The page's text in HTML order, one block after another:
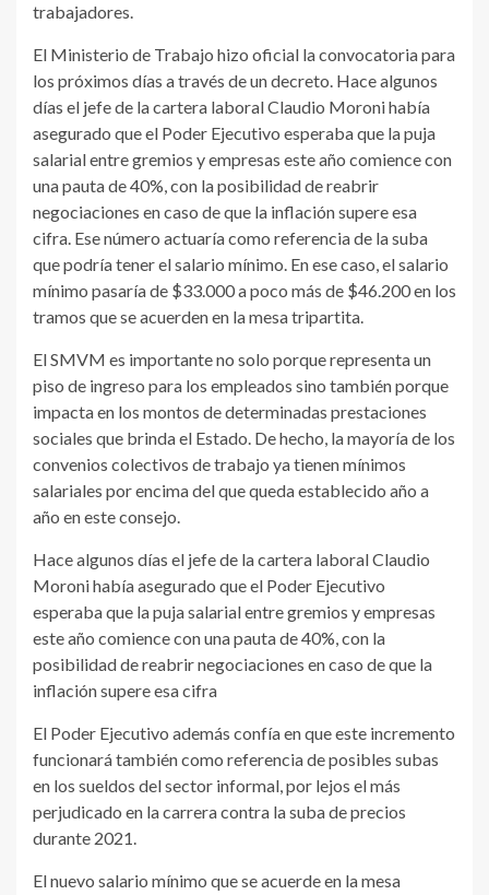
trabajadores.
El Ministerio de Trabajo hizo oficial la convocatoria para
los próximos días a través de un decreto. Hace algunos
días el jefe de la cartera laboral Claudio Moroni había
asegurado que el Poder Ejecutivo esperaba que la puja
salarial entre gremios y empresas este año comience con
una pauta de 40%, con la posibilidad de reabrir
negociaciones en caso de que la inflación supere esa
cifra. Ese número actuaría como referencia de la suba
que podría tener el salario mínimo. En ese caso, el salario
mínimo pasaría de $33.000 a poco más de $46.200 en los
tramos que se acuerden en la mesa tripartita.
El SMVM es importante no solo porque representa un
piso de ingreso para los empleados sino también porque
impacta en los montos de determinadas prestaciones
sociales que brinda el Estado. De hecho, la mayoría de los
convenios colectivos de trabajo ya tienen mínimos
salariales por encima del que queda establecido año a
año en este consejo.
Hace algunos días el jefe de la cartera laboral Claudio
Moroni había asegurado que el Poder Ejecutivo
esperaba que la puja salarial entre gremios y empresas
este año comience con una pauta de 40%, con la
posibilidad de reabrir negociaciones en caso de que la
inflación supere esa cifra
El Poder Ejecutivo además confía en que este incremento
funcionará también como referencia de posibles subas
en los sueldos del sector informal, por lejos el más
perjudicado en la carrera contra la suba de precios
durante 2021.
El nuevo salario mínimo que se acuerde en la mesa